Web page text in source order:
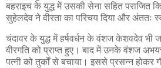
बहराइच के युद्ध में उसकी सेना सहित पराजित
सुहेलदेव ने वीरता का परिचय दिया और अंततः
चंदावर के युद्ध में हर्षवर्धन के वंशज केशवदेव
वीरगति को प्राप्त हुए। बाद में उनके वंशज
पत्नी को तुर्कों से बचाया। इससे प्रसन्न होकर